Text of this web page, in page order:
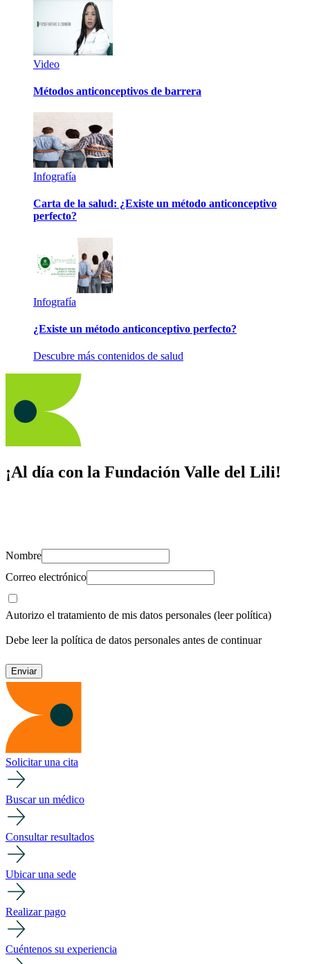
Video
Métodos anticonceptivos de barrera
Infografía
Carta de la salud: ¿Existe un método anticonceptivo
perfecto?
Infografía
¿Existe un método anticonceptivo perfecto?
Descubre más contenidos de salud
¡Al día con la Fundación Valle del Lili!
Nombre
Correo electrónico
Autorizo el tratamiento de mis datos personales (leer política)
Debe leer la política de datos personales antes de continuar
Solicitar una cita
Buscar un médico
Consultar resultados
Ubicar una sede
Realizar pago
Cuéntenos su experiencia